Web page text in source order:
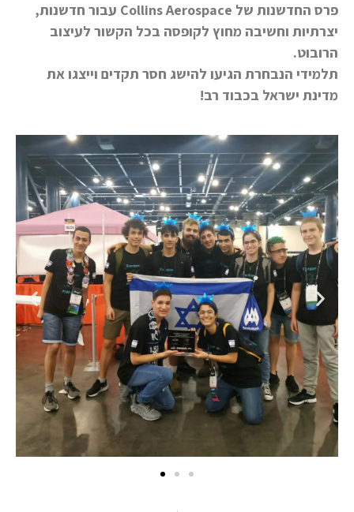
פרס החדשנות של Collins Aerospace עבור חדשנות,
יצרתיות וחשיבה מחוץ לקופסה בכל הקשור לעיצוב
הרובוט.
תלמידי הנבחרת הגיעו להישג חסר תקדים וייצגו את
מדינת ישראל בכבוד רב!